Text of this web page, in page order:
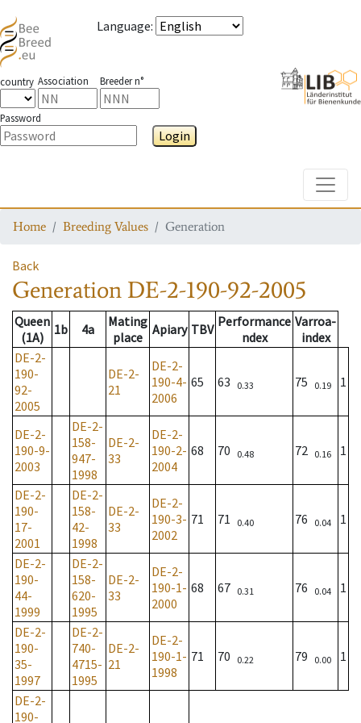
Language:
country Association Breeder n°
Password
Login
Home Breeding Values Generation
Back
Generation DE-2-190-92-2005
Queen
(1A)
1b 4a
Mating
place Apiary TBV Performance
ndex
Varroa-
index
DE-2-
190-
92-
2005
DE-2-
21
DE-2-
190-4-
2006
65 63 0.33 75 0.19 1
DE-2-
190-9-
2003
DE-2-
158-
947-
1998
DE-2-
33
DE-2-
190-2-
2004
68 70 0.48 72 0.16 1
DE-2-
190-
17-
2001
DE-2-
158-
42-
1998
DE-2-
33
DE-2-
190-3-
2002
71 71 0.40 76 0.04 1
DE-2-
190-
44-
1999
DE-2-
158-
620-
1995
DE-2-
33
DE-2-
190-1-
2000
68 67 0.31 76 0.04 1
DE-2-
190-
35-
1997
DE-2-
740-
4715-
1995
DE-2-
21
DE-2-
190-1-
1998
71 70 0.22 79 0.00 1
DE-2-
190-